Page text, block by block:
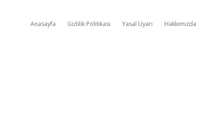
Anasayfa Gizlilik Politikası Yasal Uyarı Hakkımızda